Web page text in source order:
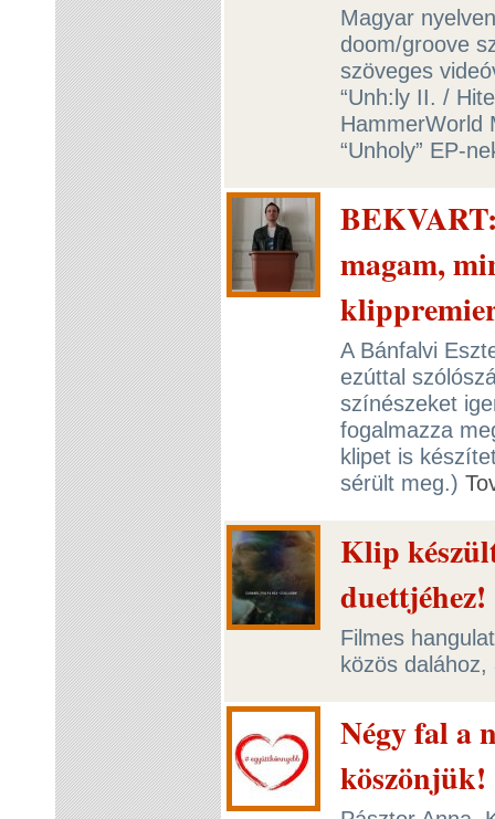
Magyar
doom/groove
szöveges
“Unh:ly II. /
HammerWorld
“Unholy” EP-
magam,
A Bánfalvi
ezúttal
színészeket
fogalmazza
klipet is
sérült meg.)
Klip
duettjéhez!
Filmes
közös
Négy fal a
köszönjük!